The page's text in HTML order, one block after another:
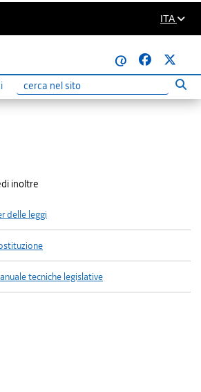
ITA
@
Ricerca
inoltre
delle leggi
tecniche legislative